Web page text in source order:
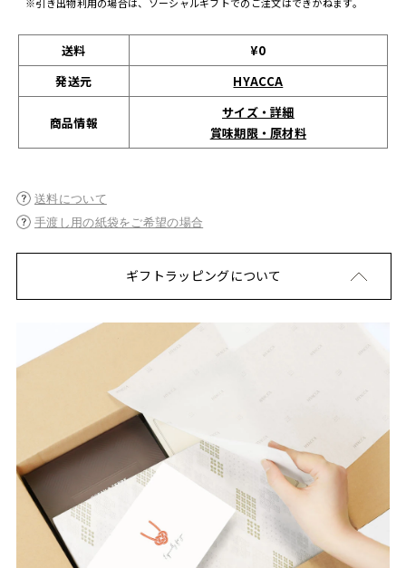
送料
¥0
発送元
HYACCA
商品情報
サイズ・詳細
賞味期限・原材料
送料について
手渡し用の紙袋をご希望の場合
ギフトラッピングについて